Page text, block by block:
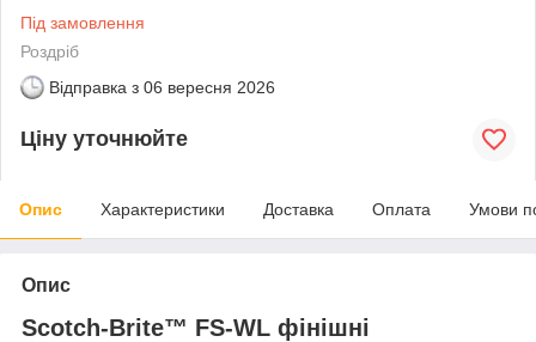
Під замовлення
Роздріб
Відправка з 06 вересня 2026
Ціну уточнюйте
Опис Характеристики Доставка Оплата Умови
Опис
Scotch-Brite™ FS-WL фінішні